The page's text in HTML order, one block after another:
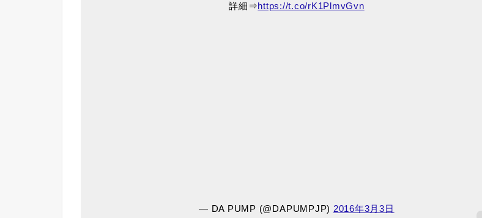
詳細⇒https://t.co/rK1PlmvGvn
— DA PUMP (@DAPUMPJP) 2016年3月3日